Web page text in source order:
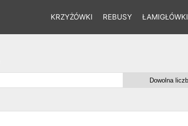
KRZYŻÓWKI REBUSY ŁAMIGŁÓWKI